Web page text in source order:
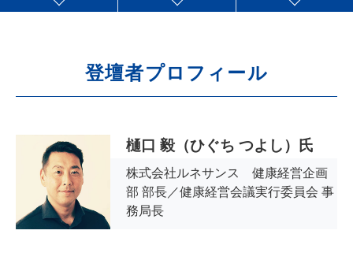
登壇者プロフィール
樋口 毅（ひぐち つよし）氏
株式会社ルネサンス 健康経営企画
部 部長／健康経営会議実行委員会 事
務局長